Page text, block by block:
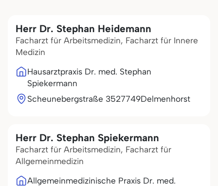
Herr Dr. Stephan Heidemann
Facharzt für Arbeitsmedizin, Facharzt für Innere
Medizin
Hausarztpraxis Dr. med. Stephan
Spiekermann
Scheunebergstraße 3527749Delmenhorst
Herr Dr. Stephan Spiekermann
Facharzt für Arbeitsmedizin, Facharzt für
Allgemeinmedizin
Allgemeinmedizinische Praxis Dr. med.